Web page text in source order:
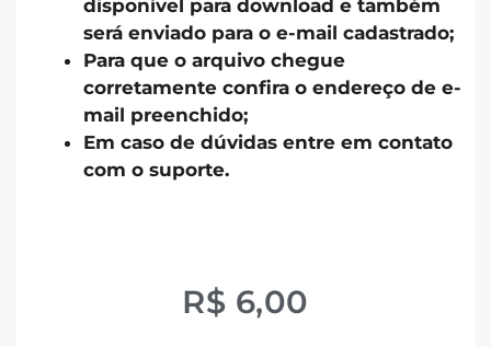
disponível para download e também
será enviado para o e-mail cadastrado;
Para que o arquivo chegue
corretamente confira o endereço de e-
mail preenchido;
Em caso de dúvidas entre em contato
com o suporte.
R$ 6,00